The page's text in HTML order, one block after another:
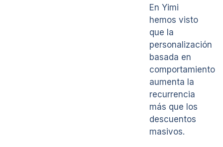
En Yimi
hemos visto
que la
personalización
basada en
comportamiento
aumenta la
recurrencia
más que los
descuentos
masivos.